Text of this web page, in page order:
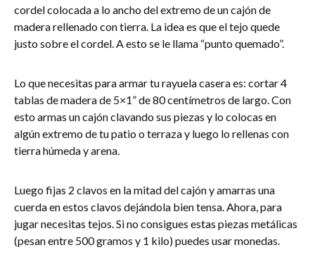
cordel colocada a lo ancho del extremo de un cajón de
madera rellenado con tierra. La idea es que el tejo quede
justo sobre el cordel. A esto se le llama “punto quemado”.
Lo que necesitas para armar tu rayuela casera es: cortar 4
tablas de madera de 5×1” de 80 centímetros de largo. Con
esto armas un cajón clavando sus piezas y lo colocas en
algún extremo de tu patio o terraza y luego lo rellenas con
tierra húmeda y arena.
Luego fijas 2 clavos en la mitad del cajón y amarras una
cuerda en estos clavos dejándola bien tensa. Ahora, para
jugar necesitas tejos. Si no consigues estas piezas metálicas
(pesan entre 500 gramos y 1 kilo) puedes usar monedas.